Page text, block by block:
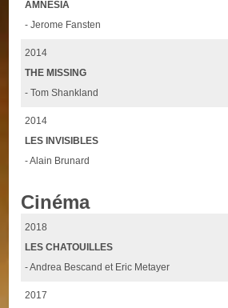
AMNESIA
- Jerome Fansten
2014
THE MISSING
- Tom Shankland
2014
LES INVISIBLES
- Alain Brunard
Cinéma
2018
LES CHATOUILLES
- Andrea Bescand et Eric Metayer
2017